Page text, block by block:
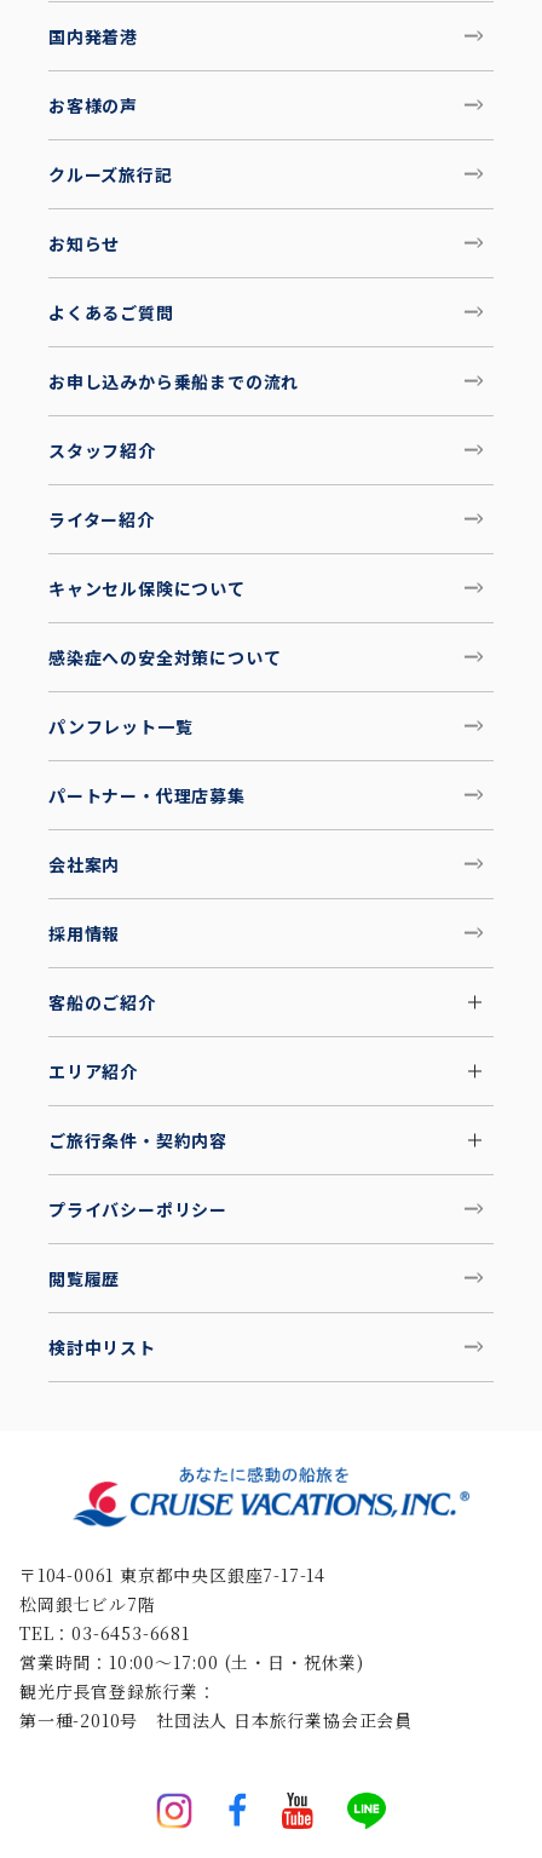
国内発着港
お客様の声
クルーズ旅行記
お知らせ
よくあるご質問
お申し込みから乗船までの流れ
スタッフ紹介
ライター紹介
キャンセル保険について
感染症への安全対策について
パンフレット一覧
パートナー・代理店募集
会社案内
採用情報
客船のご紹介
エリア紹介
ご旅行条件・契約内容
プライバシーポリシー
閲覧履歴
検討中リスト
〒104-0061 東京都中央区銀座7-17-14
松岡銀七ビル7階
TEL：03-6453-6681
営業時間：10:00〜17:00 (土・日・祝休業)
観光庁長官登録旅行業：
第一種-2010号 社団法人 日本旅行業協会正会員